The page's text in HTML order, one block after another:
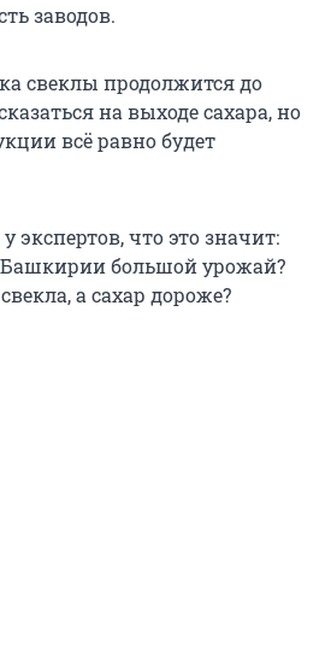
заводов.
свеклы продолжится до
на выходе сахара, но
всё равно будет
что это значит:
Башкирии большой урожай?
а сахар дороже?